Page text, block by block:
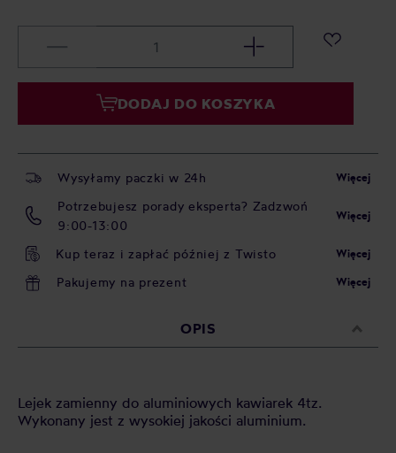
DODAJ DO KOSZYKA
Wysyłamy paczki w 24h Więcej
Potrzebujesz porady eksperta? Zadzwoń
9:00-13:00
Więcej
Kup teraz i zapłać później z Twisto Więcej
Pakujemy na prezent Więcej
OPIS
Lejek zamienny do aluminiowych kawiarek 4tz.
Wykonany jest z wysokiej jakości aluminium.